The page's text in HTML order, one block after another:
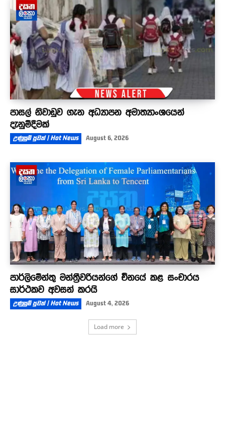
පාසල් නිවාඩුව ගැන අධ්‍යාපන අමාත්‍යාංශයෙන්
දැනුම්දීමක්
උණුසුම් පුවත් | Hot News August 6, 2026
පාර්ලිමේන්තු මන්ත්‍රීවරියන්ගේ චීනයේ කළ සංචාරය
සාර්ථකව අවසන් කරයි
උණුසුම් පුවත් | Hot News August 4, 2026
Load more